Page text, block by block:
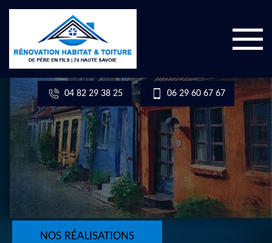
04 82 29 38 25 06 29 60 67 67
NOS RÉALISATIONS